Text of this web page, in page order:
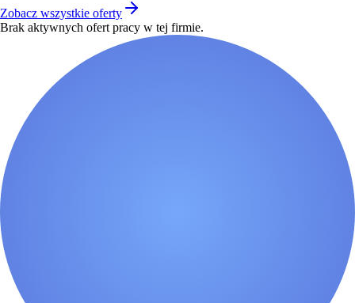
Zobacz wszystkie oferty
Brak aktywnych ofert pracy w tej firmie.